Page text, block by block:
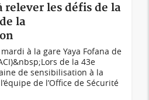
les défis de la
la
à la gare Yaya Fofana de
de la 43e
de sensibilisation à la
de l’Office de Sécurité